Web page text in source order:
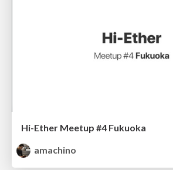
Hi-Ether Meetup #4 Fukuoka
amachino